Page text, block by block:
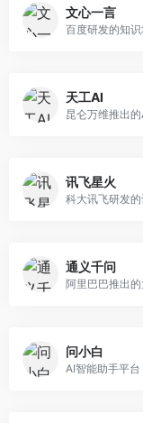
文心一言
天工AI
讯飞星火
通义千问
问小白